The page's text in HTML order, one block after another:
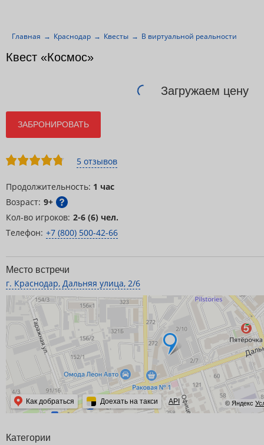
Загружаем цену
5 отзывов
Продолжительность: 1 час
Возраст: 9+
Кол-во игроков: 2-6 (6) чел.
Телефон: +7 (800) 500-42-66
ЗАБРОНИРОВАТЬ
Квест «Космос»
Главная Краснодар Квесты В виртуальной реальности
Место встречи
г. Краснодар, Дальняя улица, 2/6
© Яндекс
Как добраться Доехать на такси API
Категории